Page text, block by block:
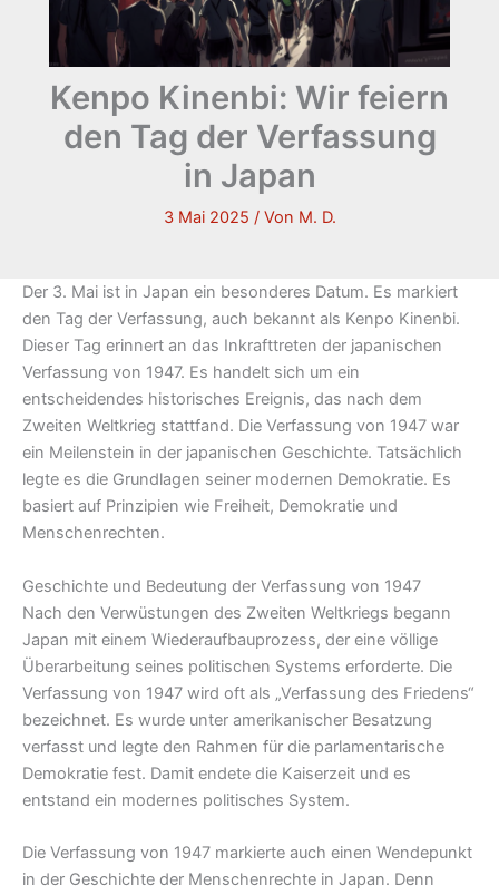
Kenpo Kinenbi: Wir feiern
den Tag der Verfassung
in Japan
3 Mai 2025 / Von M. D.
Der 3. Mai ist in Japan ein besonderes Datum. Es markiert
den Tag der Verfassung, auch bekannt als Kenpo Kinenbi.
Dieser Tag erinnert an das Inkrafttreten der japanischen
Verfassung von 1947. Es handelt sich um ein
entscheidendes historisches Ereignis, das nach dem
Zweiten Weltkrieg stattfand. Die Verfassung von 1947 war
ein Meilenstein in der japanischen Geschichte. Tatsächlich
legte es die Grundlagen seiner modernen Demokratie. Es
basiert auf Prinzipien wie Freiheit, Demokratie und
Menschenrechten.
Geschichte und Bedeutung der Verfassung von 1947
Nach den Verwüstungen des Zweiten Weltkriegs begann
Japan mit einem Wiederaufbauprozess, der eine völlige
Überarbeitung seines politischen Systems erforderte. Die
Verfassung von 1947 wird oft als „Verfassung des Friedens“
bezeichnet. Es wurde unter amerikanischer Besatzung
verfasst und legte den Rahmen für die parlamentarische
Demokratie fest. Damit endete die Kaiserzeit und es
entstand ein modernes politisches System.
Die Verfassung von 1947 markierte auch einen Wendepunkt
in der Geschichte der Menschenrechte in Japan. Denn